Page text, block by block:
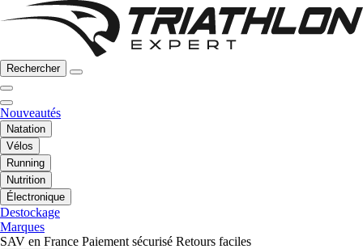
Rechercher
Nouveautés
Natation
Vélos
Running
Nutrition
Électronique
Destockage
Marques
SAV en France Paiement sécurisé Retours faciles